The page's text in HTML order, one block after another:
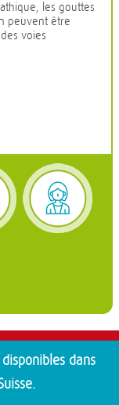
les gouttes
peuvent être
voies
dans